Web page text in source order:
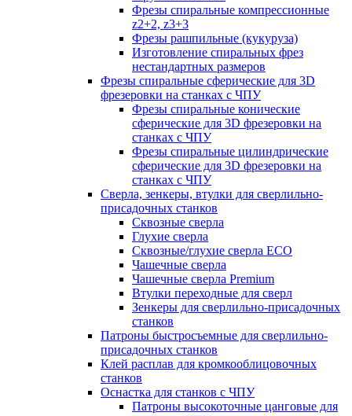
Фрезы спиральные компрессионные
z2+2, z3+3
Фрезы рашпильные (кукуруза)
Изготовление спиральных фрез
нестандартных размеров
Фрезы спиральные сферические для 3D
фрезеровки на станках с ЧПУ
Фрезы спиральные конические
сферические для 3D фрезеровки на
станках с ЧПУ
Фрезы спиральные цилиндрические
сферические для 3D фрезеровки на
станках с ЧПУ
Сверла, зенкеры, втулки для сверлильно-
присадочных станков
Сквозные сверла
Глухие сверла
Сквозные/глухие сверла ECO
Чашечные сверла
Чашечные сверла Premium
Втулки переходные для сверл
Зенкеры для сверлильно-присадочных
станков
Патроны быстросъемные для сверлильно-
присадочных станков
Клей расплав для кромкооблицовочных
станков
Оснастка для станков с ЧПУ
Патроны высокоточные цанговые для